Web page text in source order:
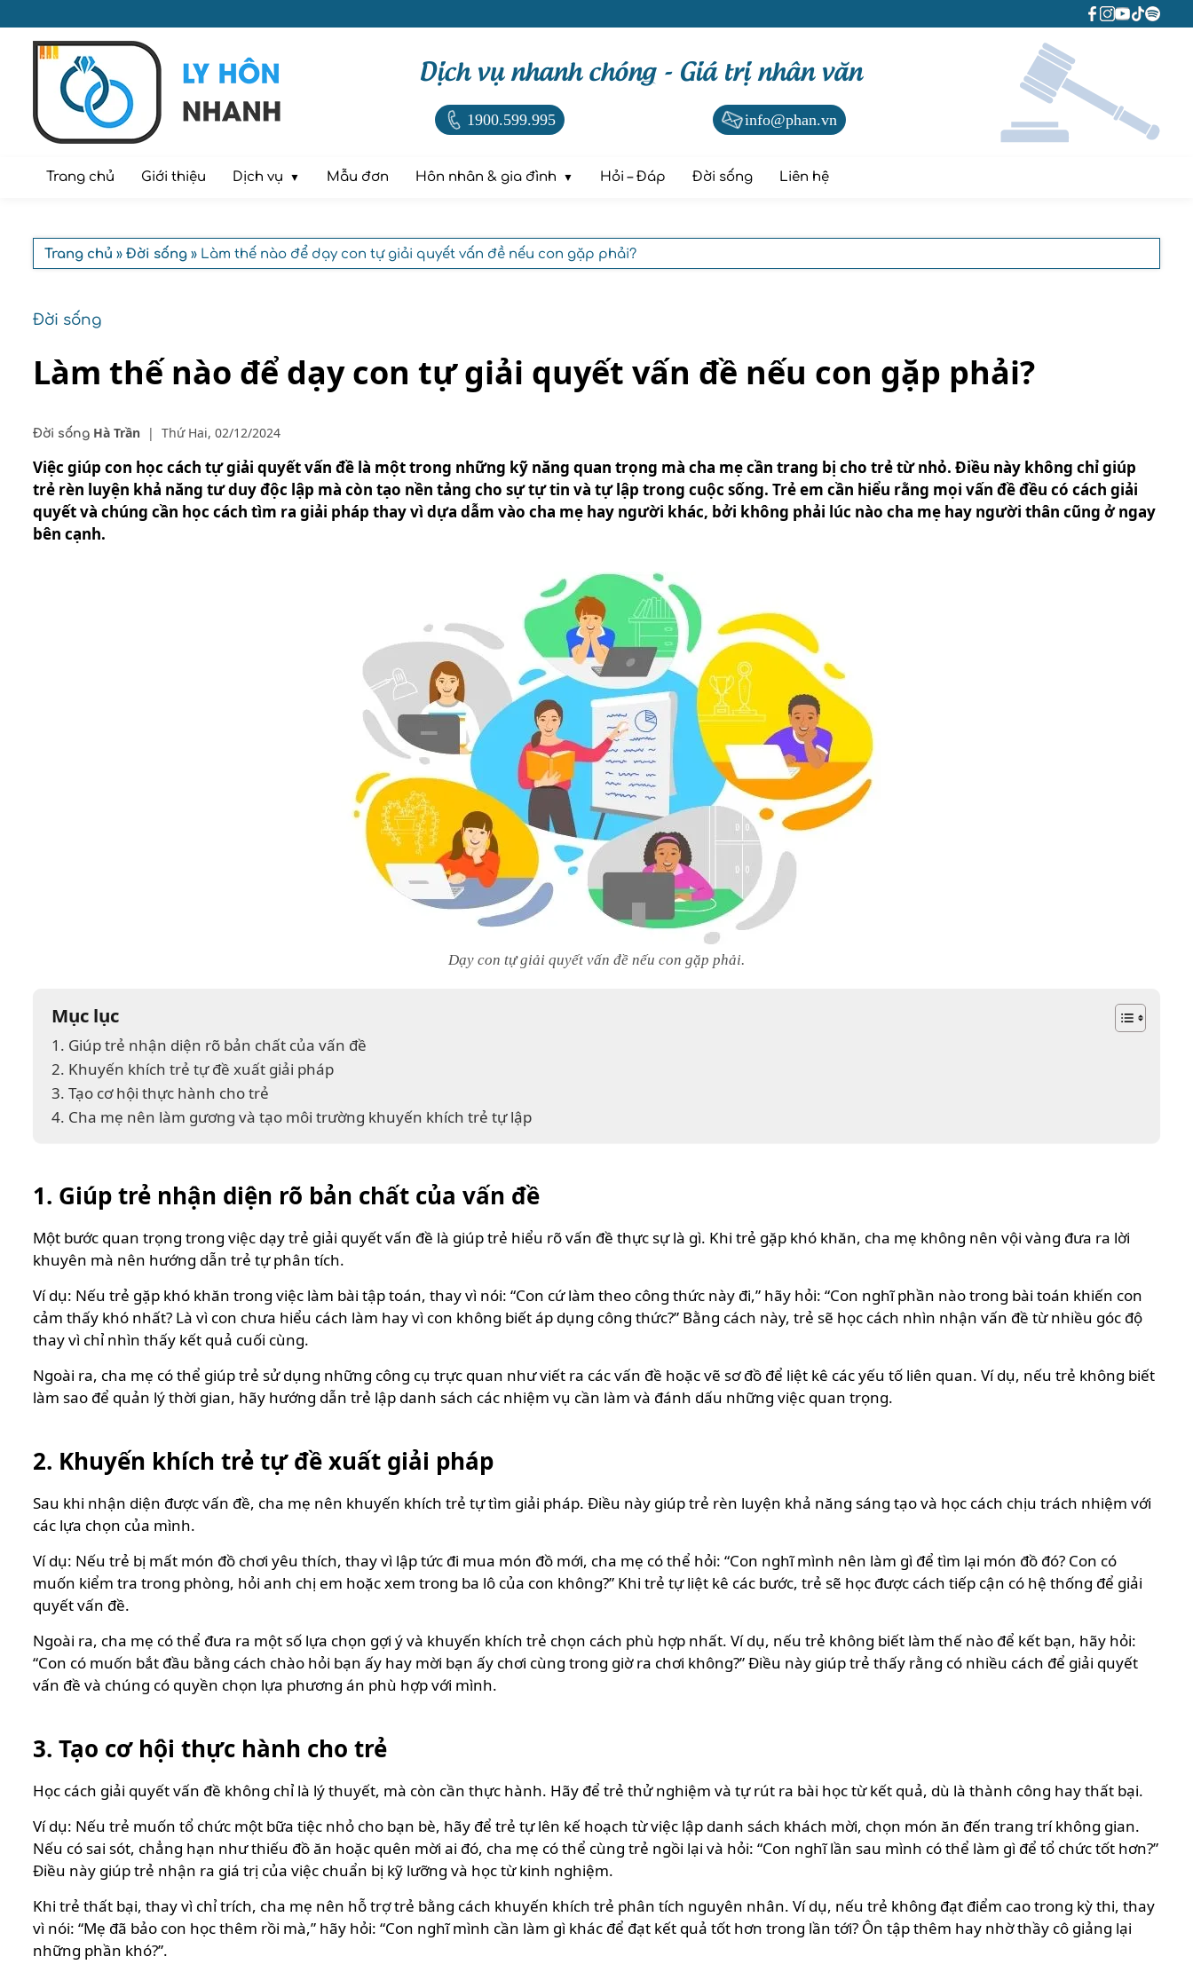
Dịch vụ nhanh chóng - Giá trị nhân văn
1900.599.995 info@phan.vn
Trang chủ Giới thiệu Dịch vụ Mẫu đơn Hôn nhân & gia đình Hỏi – Đáp Đời sống Liên hệ
Trang chủ » Đời sống » Làm thế nào để dạy con tự giải quyết vấn đề nếu con gặp phải?
Đời sống
Làm thế nào để dạy con tự giải quyết vấn đề nếu con gặp phải?
Đời sống Hà Trần | Thứ Hai, 02/12/2024
Việc giúp con học cách tự giải quyết vấn đề là một trong những kỹ năng quan trọng mà cha mẹ cần trang bị cho trẻ từ nhỏ. Điều này không chỉ giúp
trẻ rèn luyện khả năng tư duy độc lập mà còn tạo nền tảng cho sự tự tin và tự lập trong cuộc sống. Trẻ em cần hiểu rằng mọi vấn đề đều có cách giải
quyết và chúng cần học cách tìm ra giải pháp thay vì dựa dẫm vào cha mẹ hay người khác, bởi không phải lúc nào cha mẹ hay người thân cũng ở ngay
bên cạnh.
Dạy con tự giải quyết vấn đề nếu con gặp phải.
Mục lục
1. Giúp trẻ nhận diện rõ bản chất của vấn đề
2. Khuyến khích trẻ tự đề xuất giải pháp
3. Tạo cơ hội thực hành cho trẻ
4. Cha mẹ nên làm gương và tạo môi trường khuyến khích trẻ tự lập
1. Giúp trẻ nhận diện rõ bản chất của vấn đề
Một bước quan trọng trong việc dạy trẻ giải quyết vấn đề là giúp trẻ hiểu rõ vấn đề thực sự là gì. Khi trẻ gặp khó khăn, cha mẹ không nên vội vàng đưa ra lời
khuyên mà nên hướng dẫn trẻ tự phân tích.
Ví dụ: Nếu trẻ gặp khó khăn trong việc làm bài tập toán, thay vì nói: “Con cứ làm theo công thức này đi,” hãy hỏi: “Con nghĩ phần nào trong bài toán khiến con
cảm thấy khó nhất? Là vì con chưa hiểu cách làm hay vì con không biết áp dụng công thức?” Bằng cách này, trẻ sẽ học cách nhìn nhận vấn đề từ nhiều góc độ
thay vì chỉ nhìn thấy kết quả cuối cùng.
Ngoài ra, cha mẹ có thể giúp trẻ sử dụng những công cụ trực quan như viết ra các vấn đề hoặc vẽ sơ đồ để liệt kê các yếu tố liên quan. Ví dụ, nếu trẻ không biết
làm sao để quản lý thời gian, hãy hướng dẫn trẻ lập danh sách các nhiệm vụ cần làm và đánh dấu những việc quan trọng.
2. Khuyến khích trẻ tự đề xuất giải pháp
Sau khi nhận diện được vấn đề, cha mẹ nên khuyến khích trẻ tự tìm giải pháp. Điều này giúp trẻ rèn luyện khả năng sáng tạo và học cách chịu trách nhiệm với
các lựa chọn của mình.
Ví dụ: Nếu trẻ bị mất món đồ chơi yêu thích, thay vì lập tức đi mua món đồ mới, cha mẹ có thể hỏi: “Con nghĩ mình nên làm gì để tìm lại món đồ đó? Con có
muốn kiểm tra trong phòng, hỏi anh chị em hoặc xem trong ba lô của con không?” Khi trẻ tự liệt kê các bước, trẻ sẽ học được cách tiếp cận có hệ thống để giải
quyết vấn đề.
Ngoài ra, cha mẹ có thể đưa ra một số lựa chọn gợi ý và khuyến khích trẻ chọn cách phù hợp nhất. Ví dụ, nếu trẻ không biết làm thế nào để kết bạn, hãy hỏi:
“Con có muốn bắt đầu bằng cách chào hỏi bạn ấy hay mời bạn ấy chơi cùng trong giờ ra chơi không?” Điều này giúp trẻ thấy rằng có nhiều cách để giải quyết
vấn đề và chúng có quyền chọn lựa phương án phù hợp với mình.
3. Tạo cơ hội thực hành cho trẻ
Học cách giải quyết vấn đề không chỉ là lý thuyết, mà còn cần thực hành. Hãy để trẻ thử nghiệm và tự rút ra bài học từ kết quả, dù là thành công hay thất bại.
Ví dụ: Nếu trẻ muốn tổ chức một bữa tiệc nhỏ cho bạn bè, hãy để trẻ tự lên kế hoạch từ việc lập danh sách khách mời, chọn món ăn đến trang trí không gian.
Nếu có sai sót, chẳng hạn như thiếu đồ ăn hoặc quên mời ai đó, cha mẹ có thể cùng trẻ ngồi lại và hỏi: “Con nghĩ lần sau mình có thể làm gì để tổ chức tốt hơn?”
Điều này giúp trẻ nhận ra giá trị của việc chuẩn bị kỹ lưỡng và học từ kinh nghiệm.
Khi trẻ thất bại, thay vì chỉ trích, cha mẹ nên hỗ trợ trẻ bằng cách khuyến khích trẻ phân tích nguyên nhân. Ví dụ, nếu trẻ không đạt điểm cao trong kỳ thi, thay
vì nói: “Mẹ đã bảo con học thêm rồi mà,” hãy hỏi: “Con nghĩ mình cần làm gì khác để đạt kết quả tốt hơn trong lần tới? Ôn tập thêm hay nhờ thầy cô giảng lại
những phần khó?”.